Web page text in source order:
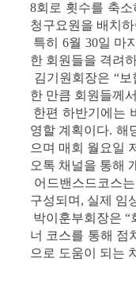
8회로 횟수를 축
청구요원을 배치
특히 6월 30일 마
한 회원들을 격려
김기원회장은 “
한 만큼 회원들께
한편 하반기에는
영할 계획이다. 해
으며 매회 월요일
오톡 채널을 통해
어드밴스드코스
구성되며, 실제 임
박이훈부회장은 “
너 코스를 통해 점
으로 도움이 되는